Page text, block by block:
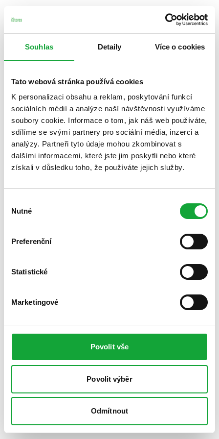
Souhlas Detaily Více o cookies
Tato webová stránka používá cookies
K personalizaci obsahu a reklam, poskytování funkcí
sociálních médií a analýze naší návštěvnosti využíváme
soubory cookie. Informace o tom, jak náš web používáte,
sdílíme se svými partnery pro sociální média, inzerci a
analýzy. Partneři tyto údaje mohou zkombinovat s
dalšími informacemi, které jste jim poskytli nebo které
získali v důsledku toho, že používáte jejich služby.
souhlasu
Nutné
Preferenční
Statistické
Marketingové
Povolit vše
Povolit výběr
Odmítnout